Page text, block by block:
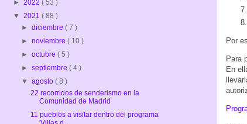
Por
Para
En
► 2022 ( 53 )
▼ 2021 ( 88 )
►diciembre( 7 )
►noviembre( 10 )
►octubre( 5 )
►septiembre( 4 )
▼agosto( 8 )
22 recorridos de senderismo en la
Comunidad de Madrid
11 pueblos a visitar dentro del programa